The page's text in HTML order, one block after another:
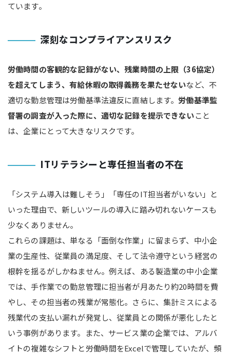
ています。
深刻なコンプライアンスリスク
労働時間の客観的な記録がない、残業時間の上限（36協定）
を超えてしまう、有給休暇の取得義務を果たせないなど、不
適切な勤怠管理は労働基準法違反に直結します。労働基準監
督署の調査が入った際に、適切な記録を提示できないこと
は、企業にとって大きなリスクです。
ITリテラシーと専任担当者の不在
「システム導入は難しそう」「専任のIT担当者がいない」と
いった理由で、新しいツールの導入に踏み切れないケースも
少なくありません。
これらの課題は、単なる「面倒な作業」に留まらず、中小企
業の生産性、従業員の満足度、そして法令遵守という経営の
根幹を揺るがしかねません。例えば、ある製造業の中小企業
では、手作業での勤怠管理に担当者が月あたり約20時間を費
やし、その担当者の残業が常態化。さらに、集計ミスによる
残業代の支払い漏れが発覚し、従業員との関係が悪化したと
いう事例があります。また、サービス業の企業では、アルバ
イトの複雑なシフトと労働時間をExcelで管理していたが、頻